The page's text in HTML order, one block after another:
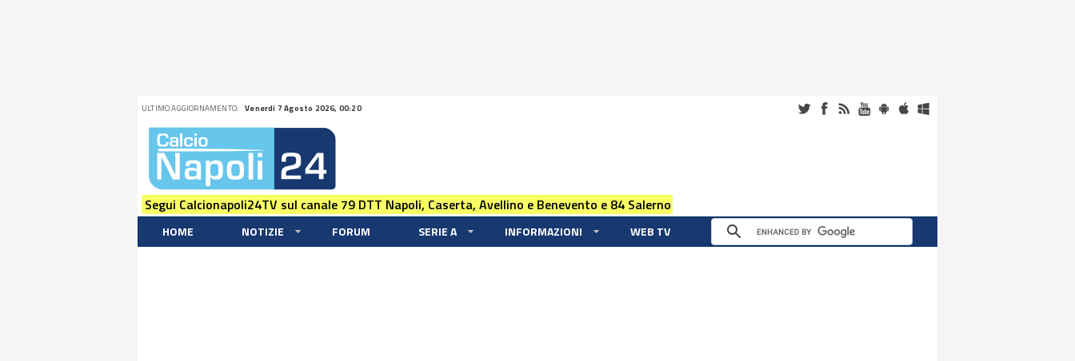
ULTIMO AGGIORNAMENTO: Venerdi 7 Agosto 2026, 00:20
Segui Calcionapoli24TV sul canale 79 DTT Napoli, Caserta, Avellino e Benevento e 84 Salerno
HOME NOTIZIE FORUM SERIE A INFORMAZIONI WEB TV